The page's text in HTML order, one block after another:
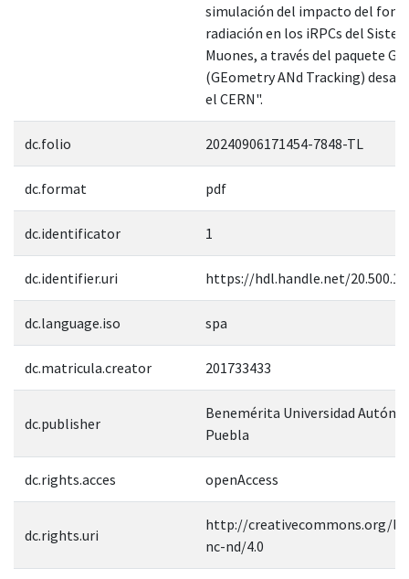
simulación del impacto del
radiación en los iRPCs del
Muones, a través del paquete
(GEometry ANd Tracking)
el CERN".
dc.folio 20240906171454-7848-TL
dc.format pdf
dc.identificator 1
dc.identifier.uri https://hdl.handle.net/
dc.language.iso spa
dc.matricula.creator 201733433
dc.publisher
Benemérita Universidad
Puebla
dc.rights.acces openAccess
dc.rights.uri
http://creativecommons.org/
nc-nd/4.0